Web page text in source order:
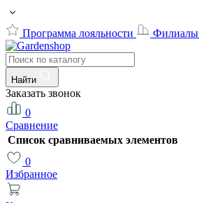
Программа лояльности Филиалы
Найти
Заказать звонок
0
Сравнение
Список сравниваемых элементов
0
Избранное